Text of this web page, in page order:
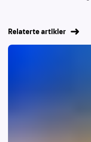
Relaterte artikler